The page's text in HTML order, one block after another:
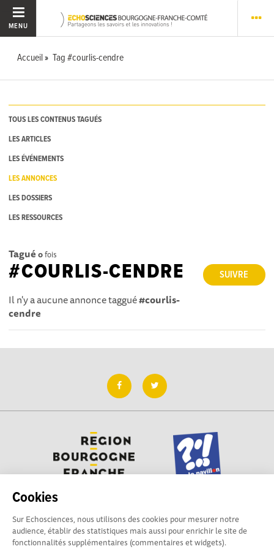
Cookies
Sur Echosciences, nous utilisons des cookies pour mesurer notre
audience, établir des statistiques mais aussi pour enrichir le site de
fonctionnalités supplémentaires (commentaires et widgets).
MENU
Accueil Tag #courlis-cendre
TOUS LES CONTENUS TAGUÉS
LES ARTICLES
LES ÉVÉNEMENTS
LES ANNONCES
LES DOSSIERS
LES RESSOURCES
Tagué 0fois
SUIVRE
#COURLIS-CENDRE
Il n'y a aucune annonce taggué#courlis-
cendre
Besoin d'aide pour utiliser Echosciences ? Écrivez vos
questions aux administrateurs de la plateforme